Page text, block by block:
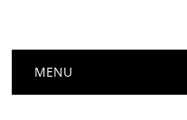
Menú principal
MENU